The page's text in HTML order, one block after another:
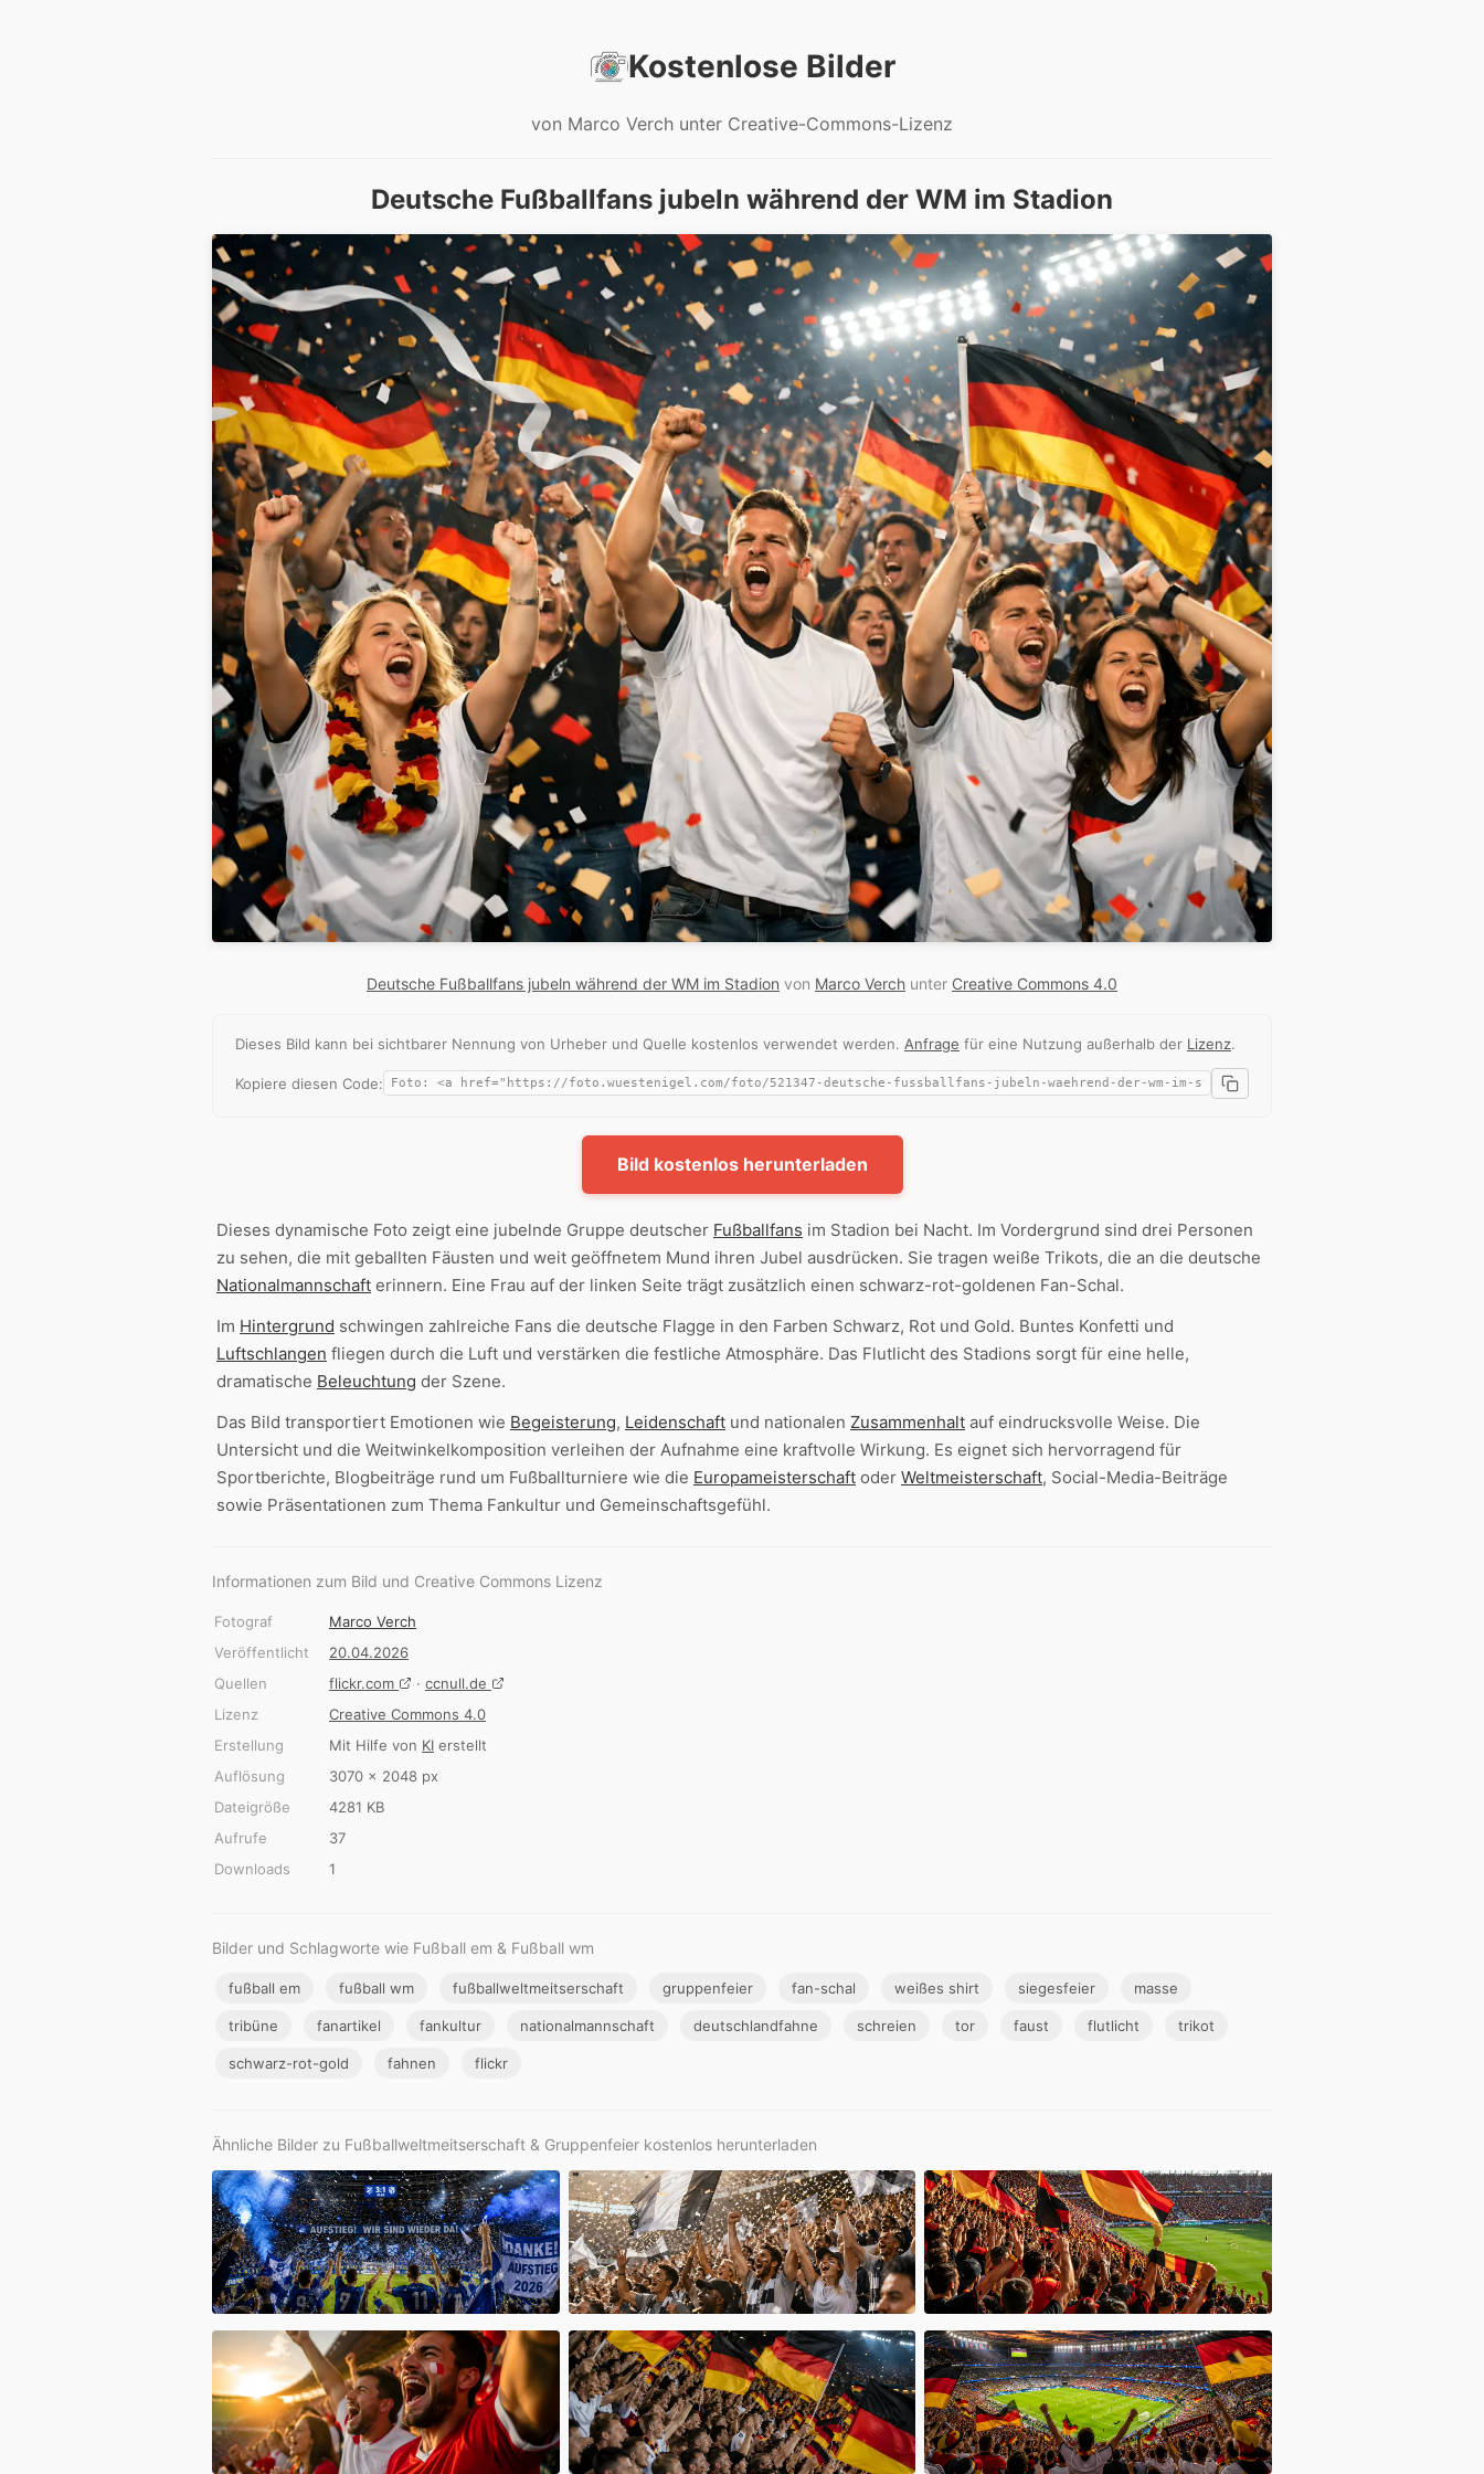
Kostenlose Bilder
von Marco Verch unter Creative-Commons-Lizenz
Deutsche Fußballfans jubeln während der WM im Stadion
Deutsche Fußballfans jubeln während der WM im Stadion von Marco Verch unter Creative Commons 4.0
Dieses Bild kann bei sichtbarer Nennung von Urheber und Quelle kostenlos verwendet werden. Anfrage für eine Nutzung außerhalb der Lizenz.
Kopiere diesen Code:
Bild kostenlos herunterladen
Dieses dynamische Foto zeigt eine jubelnde Gruppe deutscher Fußballfans im Stadion bei Nacht. Im Vordergrund sind drei Personen
zu sehen, die mit geballten Fäusten und weit geöffnetem Mund ihren Jubel ausdrücken. Sie tragen weiße Trikots, die an die deutsche
Nationalmannschaft erinnern. Eine Frau auf der linken Seite trägt zusätzlich einen schwarz-rot-goldenen Fan-Schal.
Im Hintergrund schwingen zahlreiche Fans die deutsche Flagge in den Farben Schwarz, Rot und Gold. Buntes Konfetti und
Luftschlangen fliegen durch die Luft und verstärken die festliche Atmosphäre. Das Flutlicht des Stadions sorgt für eine helle,
dramatische Beleuchtung der Szene.
Das Bild transportiert Emotionen wie Begeisterung, Leidenschaft und nationalen Zusammenhalt auf eindrucksvolle Weise. Die
Untersicht und die Weitwinkelkomposition verleihen der Aufnahme eine kraftvolle Wirkung. Es eignet sich hervorragend für
Sportberichte, Blogbeiträge rund um Fußballturniere wie die Europameisterschaft oder Weltmeisterschaft, Social-Media-Beiträge
sowie Präsentationen zum Thema Fankultur und Gemeinschaftsgefühl.
Informationen zum Bild und Creative Commons Lizenz
Fotograf
Marco Verch
Veröffentlicht
20.04.2026
Quellen
flickr.com · ccnull.de
Lizenz
Creative Commons 4.0
Erstellung
Mit Hilfe von KI erstellt
Auflösung
3070 × 2048 px
Dateigröße
4281 KB
Aufrufe
37
Downloads
1
Bilder und Schlagworte wie Fußball em & Fußball wm
fußball em fußball wm fußballweltmeitserschaft gruppenfeier fan-schal weißes shirt siegesfeier masse
tribüne fanartikel fankultur nationalmannschaft deutschlandfahne schreien tor faust flutlicht trikot
schwarz-rot-gold fahnen flickr
Ähnliche Bilder zu Fußballweltmeitserschaft & Gruppenfeier kostenlos herunterladen